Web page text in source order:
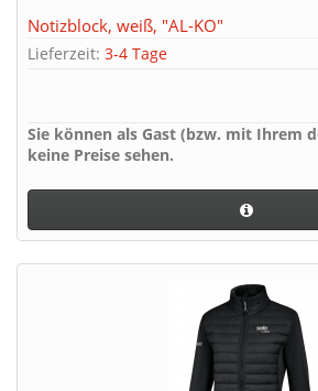
Notizblock, weiß, "AL-KO"
Lieferzeit: 3-4 Tage
Sie können als Gast (bzw. mit Ihrem
keine Preise sehen.